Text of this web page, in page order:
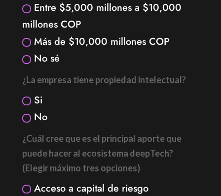
Entre $5,000 millones a $10,000
millones COP
Más de $10,000 millones COP
No sé
¿La empresa tiene propiedad intelectual?
Si
No
¿Cuál cree que es el principal aporte que
puede hacer al ecosistema deepTech?
(Elegir máximo tres opciones)
Acceso a capital de riesgo